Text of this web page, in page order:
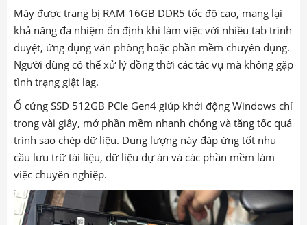
Máy được trang bị RAM 16GB DDR5 tốc độ cao, mang lại
khả năng đa nhiệm ổn định khi làm việc với nhiều tab trình
duyệt, ứng dụng văn phòng hoặc phần mềm chuyên dụng.
Người dùng có thể xử lý đồng thời các tác vụ mà không gặp
tình trạng giật lag.
Ổ cứng SSD 512GB PCIe Gen4 giúp khởi động Windows chỉ
trong vài giây, mở phần mềm nhanh chóng và tăng tốc quá
trình sao chép dữ liệu. Dung lượng này đáp ứng tốt nhu
cầu lưu trữ tài liệu, dữ liệu dự án và các phần mềm làm
việc chuyên nghiệp.